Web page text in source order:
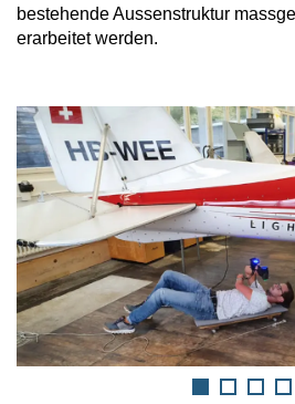
bestehende Aussenstruktur
erarbeitet werden.